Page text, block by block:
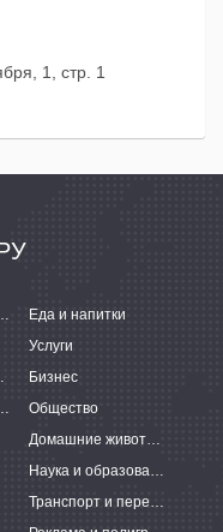
1, стр. 1
и ремонт
Еда и напитки
Услуги
Бизнес
искусство
Общество
Домашние животные
Наука и образование
Транспорт и перевозки